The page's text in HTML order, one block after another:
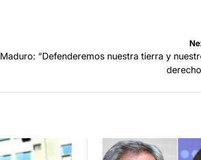
Maduro: “Defenderemos nuestra tierra y